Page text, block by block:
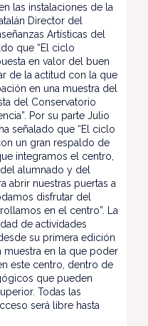
las instalaciones de la
Director del
Artísticas del
que “El ciclo
en valor del buen
de la actitud con la que
en una muestra del
del Conservatorio
Por su parte Julio
señalado que “El ciclo
un gran respaldo de
integramos el centro,
alumnado y del
abrir nuestras puertas a
disfrutar del
en el centro”. La
de actividades
su primera edición
muestra en la que poder
este centro, dentro de
que pueden
Todas las
será libre hasta